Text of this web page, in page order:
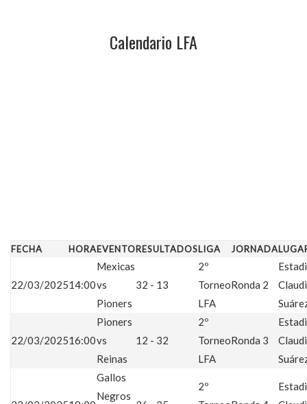
Calendario LFA
FECHA HORAEVENTORESULTADOSLIGA JORNADA
22/03/202514:00
Mexicas
vs
Pioners
32 - 13
2º
Torneo
LFA
Ronda 2
22/03/202516:00
Pioners
vs
Reinas
12 - 32
2º
Torneo
LFA
Ronda 3
Gallos
Negros
2º